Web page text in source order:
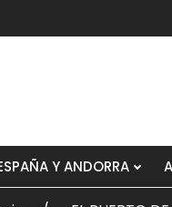
Y ANDORRA